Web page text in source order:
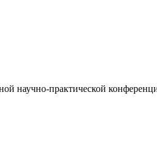
научно-практической